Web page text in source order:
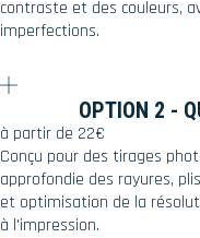
contraste et des couleurs,
imperfections.
OPTION 2 -
à partir de 22€
Conçu pour des tirages
approfondie des rayures,
et optimisation de la
à l'impression.